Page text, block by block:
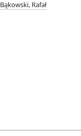
Bąkowski, Rafał